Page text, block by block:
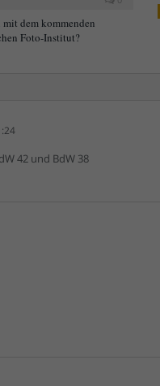
dem kommenden
Foto-Institut?
42 und BdW 38